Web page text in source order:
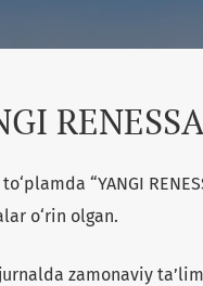
“YANGI
o‘rin olgan.
zamonaviy